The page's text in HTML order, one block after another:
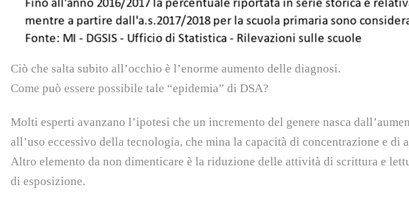
Ciò che salta subito all’occhio è l’enorme aumento delle diagnosi.
Come può essere possibile tale “epidemia” di DSA?
Molti esperti avanzano l’ipotesi che un incremento del genere nasca
all’uso eccessivo della tecnologia, che mina la capacità di concentrazione e di
Altro elemento da non dimenticare è la riduzione delle attività di scrittura e
di esposizione.